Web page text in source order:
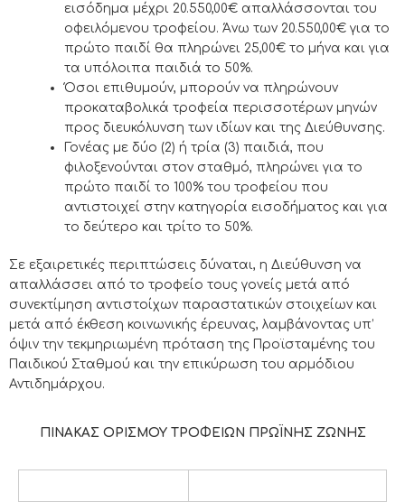
εισόδημα μέχρι 20.550,00€ απαλλάσσονται του
οφειλόμενου τροφείου. Άνω των 20.550,00€ για το
πρώτο παιδί θα πληρώνει 25,00€ το μήνα και για
τα υπόλοιπα παιδιά το 50%.
Όσοι επιθυμούν, μπορούν να πληρώνουν
προκαταβολικά τροφεία περισσοτέρων μηνών
προς διευκόλυνση των ιδίων και της Διεύθυνσης.
Γονέας με δύο (2) ή τρία (3) παιδιά, που
φιλοξενούνται στον σταθμό, πληρώνει για το
πρώτο παιδί το 100% του τροφείου που
αντιστοιχεί στην κατηγορία εισοδήματος και για
το δεύτερο και τρίτο το 50%.
Σε εξαιρετικές περιπτώσεις δύναται, η Διεύθυνση να
απαλλάσσει από το τροφείο τους γονείς μετά από
συνεκτίμηση αντιστοίχων παραστατικών στοιχείων και
μετά από έκθεση κοινωνικής έρευνας, λαμβάνοντας υπ’
όψιν την τεκμηριωμένη πρόταση της Προϊσταμένης του
Παιδικού Σταθμού και την επικύρωση του αρμόδιου
Αντιδημάρχου.
ΠΙΝΑΚΑΣ ΟΡΙΣΜΟΥ ΤΡΟΦΕΙΩΝ ΠΡΩΪΝΗΣ ΖΩΝΗΣ